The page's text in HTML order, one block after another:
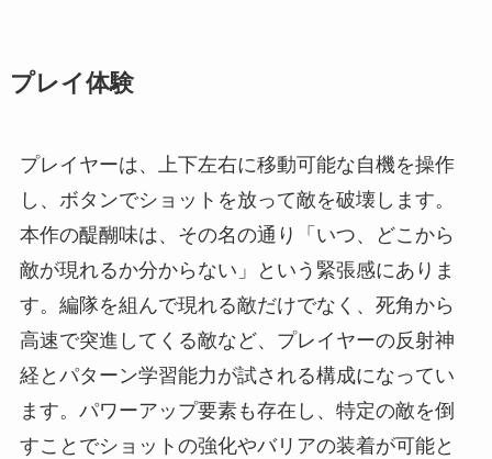
プレイ体験
プレイヤーは、上下左右に移動可能な自機を操作
し、ボタンでショットを放って敵を破壊します。
本作の醍醐味は、その名の通り「いつ、どこから
敵が現れるか分からない」という緊張感にありま
す。編隊を組んで現れる敵だけでなく、死角から
高速で突進してくる敵など、プレイヤーの反射神
経とパターン学習能力が試される構成になってい
ます。パワーアップ要素も存在し、特定の敵を倒
すことでショットの強化やバリアの装着が可能と